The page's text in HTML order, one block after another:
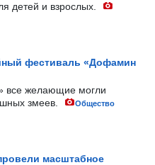
детей и взрослых.
фестиваль «Дофамин
все желающие могли
змеев.
Общество
масштабное